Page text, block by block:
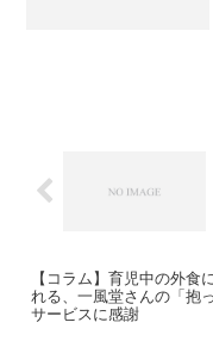
【コラム】育児中の外食
れる、一風堂さんの「抱
サービスに感謝